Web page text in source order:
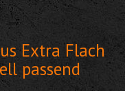
Extra Flach
passend